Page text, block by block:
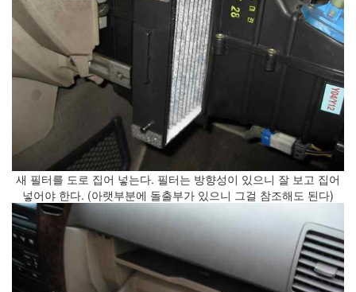
새 필터를 도로 집어 넣는다. 필터는 방향성이 있으니 잘 보고 집어
넣어야 한다. (아랫부분에 돌출부가 있으니 그걸 참조해도 된다)
말
인
형
강
조
구
글
과
애
플
의
생